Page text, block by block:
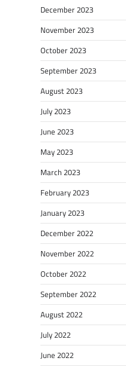
December 2023
November 2023
October 2023
September 2023
August 2023
July 2023
June 2023
May 2023
March 2023
February 2023
January 2023
December 2022
November 2022
October 2022
September 2022
August 2022
July 2022
June 2022